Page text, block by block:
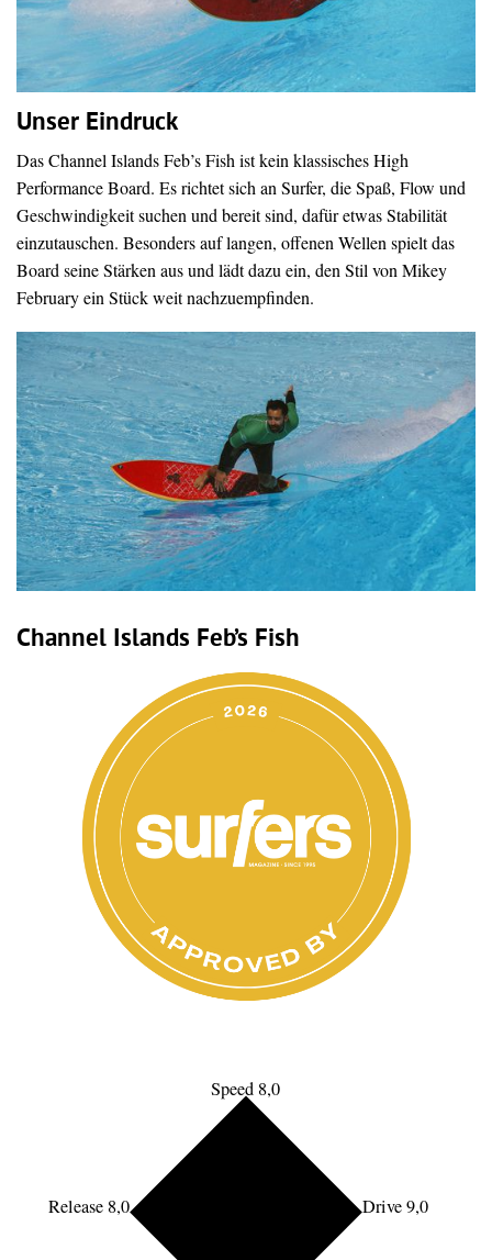
Unser Eindruck
Das Channel Islands Feb’s Fish ist kein klassisches High
Performance Board. Es richtet sich an Surfer, die Spaß, Flow und
Geschwindigkeit suchen und bereit sind, dafür etwas Stabilität
einzutauschen. Besonders auf langen, offenen Wellen spielt das
Board seine Stärken aus und lädt dazu ein, den Stil von Mikey
February ein Stück weit nachzuempfinden.
Channel Islands Feb’s Fish
Speed 8,0
Drive 9,0
Release 8,0